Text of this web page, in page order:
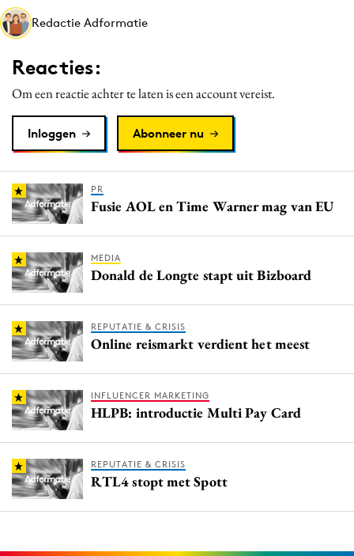
Media
Merkstrategie
PR
Programmatic
Reputatie & crisis
Redactie Adformatie
Reacties:
Om een reactie achter te laten is een account vereist.
Inloggen Abonneer nu
PR
Fusie AOL en Time Warner mag van EU
MEDIA
Donald de Longte stapt uit Bizboard
REPUTATIE & CRISIS
Online reismarkt verdient het meest
INFLUENCER MARKETING
HLPB: introductie Multi Pay Card
REPUTATIE & CRISIS
RTL4 stopt met Spott